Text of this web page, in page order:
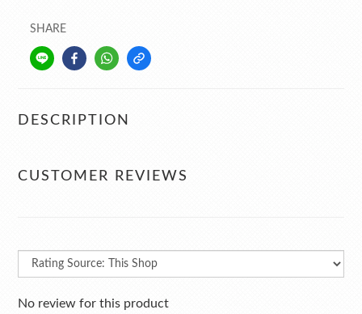
SHARE
DESCRIPTION
CUSTOMER REVIEWS
No review for this product